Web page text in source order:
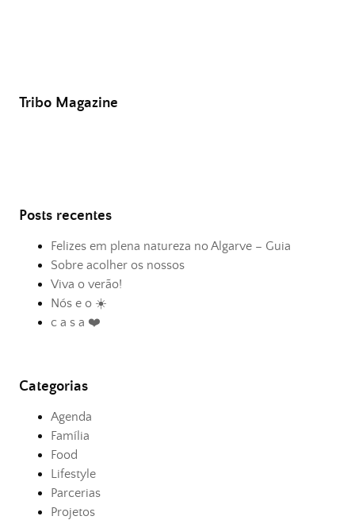
Tribo Magazine
Posts recentes
Felizes em plena natureza no Algarve – Guia
Sobre acolher os nossos
Viva o verão!
Nós e o ☀️
c a s a ❤️
Categorias
Agenda
Família
Food
Lifestyle
Parcerias
Projetos